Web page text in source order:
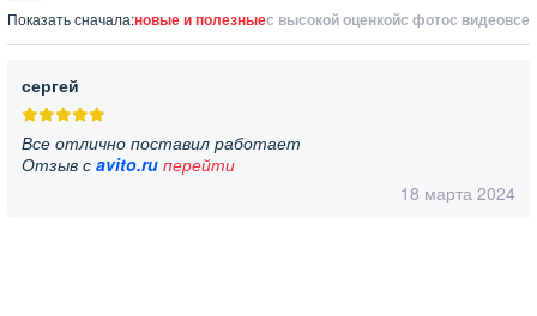
Показать сначала:новые и полезныес высокой оценкойс фотос видеовсе
сергей
Все отлично поставил работает
Отзыв с avito.ru перейти
18 марта 2024